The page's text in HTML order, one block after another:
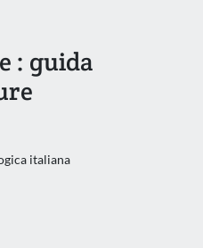
: guida
italiana